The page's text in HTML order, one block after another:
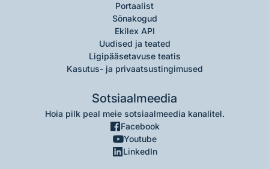
Portaalist
Sõnakogud
Ekilex API
Uudised ja teated
Ligipääsetavuse teatis
Kasutus- ja privaatsustingimused
Sotsiaalmeedia
Hoia pilk peal meie sotsiaalmeedia kanalitel.
Facebook
Youtube
LinkedIn